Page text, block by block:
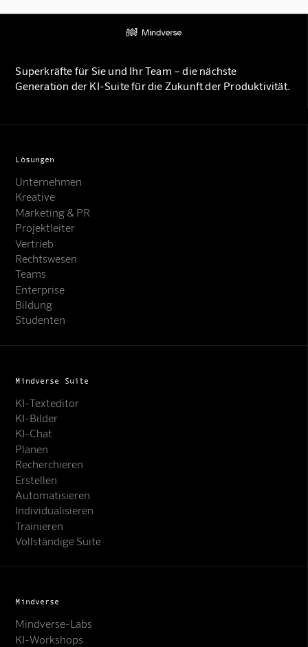
Superkräfte für Sie und Ihr Team – die nächste
Generation der KI-Suite für die Zukunft der Produktivität.
Lösungen
Unternehmen
Kreative
Marketing & PR
Projektleiter
Vertrieb
Rechtswesen
Teams
Enterprise
Bildung
Studenten
Mindverse Suite
KI-Texteditor
KI-Bilder
KI-Chat
Planen
Recherchieren
Erstellen
Automatisieren
Individualisieren
Trainieren
Vollständige Suite
Mindverse
Mindverse-Labs
KI-Workshops